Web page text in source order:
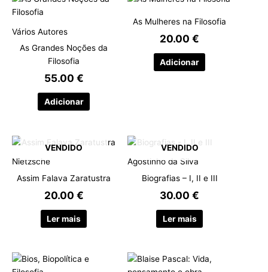
Vários Autores
As Grandes Noções da
Filosofia
55.00 €
Adicionar
As Mulheres na Filosofia
20.00€
Adicionar
VENDIDO
Nietzsche
Assim Falava Zaratustra
20.00 €
Ler mais
VENDIDO
Agostinho da Silva
Biografias – I, II e III
30.00€
Ler mais